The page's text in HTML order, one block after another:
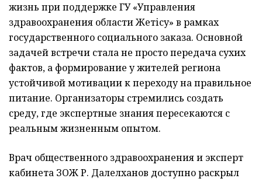
жизнь при поддержке ГУ «Управления
здравоохранения области Жетісу» в рамках
государственного социального заказа. Основной
задачей встречи стала не просто передача сухих
фактов, а формирование у жителей региона
устойчивой мотивации к переходу на правильное
питание. Организаторы стремились создать
среду, где экспертные знания пересекаются с
реальным жизненным опытом.
Врач общественного здравоохранения и эксперт
кабинета ЗОЖ Р. Далелханов доступно раскрыл